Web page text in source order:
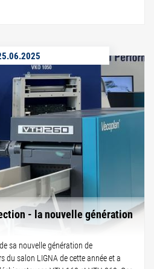
- la nouvelle génération
sa nouvelle génération de
du salon LIGNA de cette année et a